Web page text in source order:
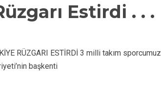
Estirdi . . .
RÜZGARI ESTİRDİ 3 milli takım sporcumuz
başkenti